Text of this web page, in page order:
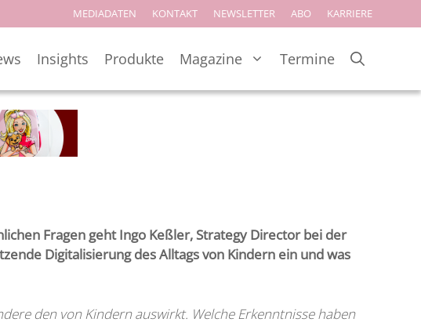
MEDIADATEN KONTAKT NEWSLETTER ABO KARRIERE
Insights Produkte Magazine Termine
Fragen geht Ingo Keßler, Strategy Director bei der
Digitalisierung des Alltags von Kindern ein und was
den von Kindern auswirkt. Welche Erkenntnisse haben